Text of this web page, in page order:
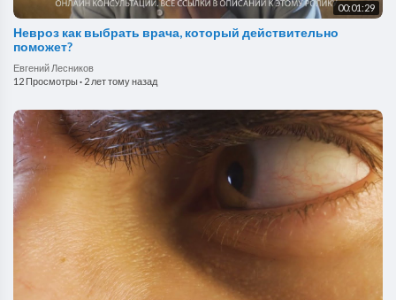
00:01:29
Невроз как выбрать врача, который действительно
поможет?
Евгений Лесников
12 Просмотры· 2 лет тому назад